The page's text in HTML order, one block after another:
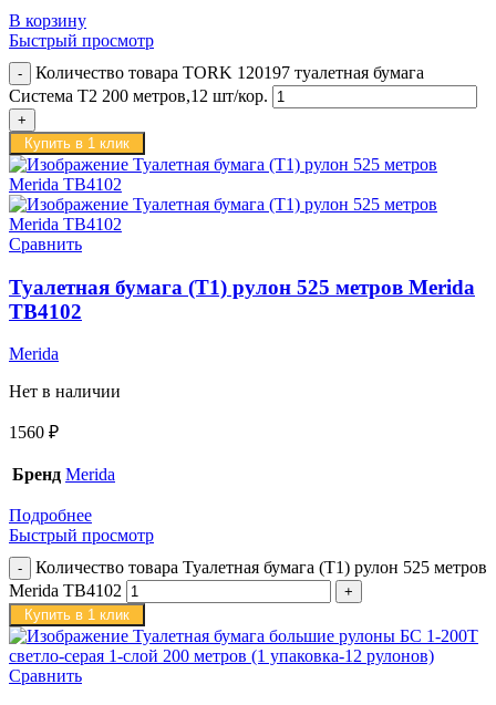
В корзину
Быстрый просмотр
Количество товара TORK 120197 туалетная бумага
Система Т2 200 метров,12 шт/кор.
Купить в 1 клик
Сравнить
Туалетная бумага (T1) рулон 525 метров Merida
TB4102
Merida
Нет в наличии
1560 ₽
Бренд Merida
Подробнее
Быстрый просмотр
Количество товара Туалетная бумага (T1) рулон 525 метров
Merida TB4102
Купить в 1 клик
Сравнить